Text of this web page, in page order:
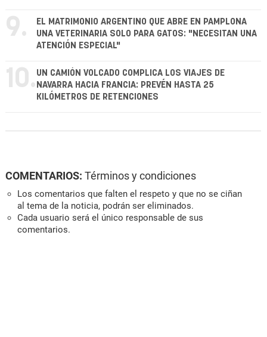
9.
EL MATRIMONIO ARGENTINO QUE ABRE EN PAMPLONA
UNA VETERINARIA SOLO PARA GATOS: "NECESITAN UNA
ATENCIÓN ESPECIAL"
10. UN CAMIÓN VOLCADO COMPLICA LOS VIAJES DE
NAVARRA HACIA FRANCIA: PREVÉN HASTA 25
KILÓMETROS DE RETENCIONES
COMENTARIOS: Términos y condiciones
Los comentarios que falten el respeto y que no se ciñan
al tema de la noticia, podrán ser eliminados.
Cada usuario será el único responsable de sus
comentarios.